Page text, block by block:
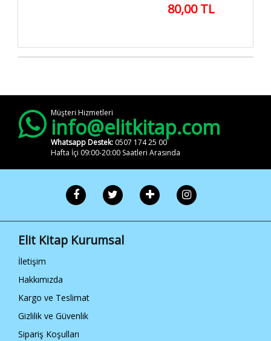
80,00 TL
Müşteri Hizmetleri
info@elitkitap.com
Whatsapp Destek: 0507 174 25 00
Hafta İçi 09:00-20:00 Saatleri Arasında
Elit Kitap Kurumsal
İletişim
Hakkımızda
Kargo ve Teslimat
Gizlilik ve Güvenlik
Sipariş Koşulları